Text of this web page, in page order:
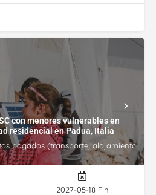
con menores vulnerables en
residencial en Padua, Italia
pagados (transporte, alojamiento,
2027-05-18 Fin